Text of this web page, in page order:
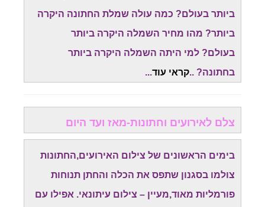
ביותר בעולם? כמה עולה שמלת החתונה היקרה
ביותר? מהו מחיר השמלה היקרה ביותר
בעולם? למי היתה השמלה היקרה ביותר
בחתונה? ..קראי עוד...
צלם לאירועים וחתונות-מאז ועד היום
בימים הראשונים של צילום האירועים,החתונות
צולמו בסגנון שתפס את הכלה והחתן תנוחות
פורמליות מאוד,מעיין – צילום עיתונאי. אפילו עם